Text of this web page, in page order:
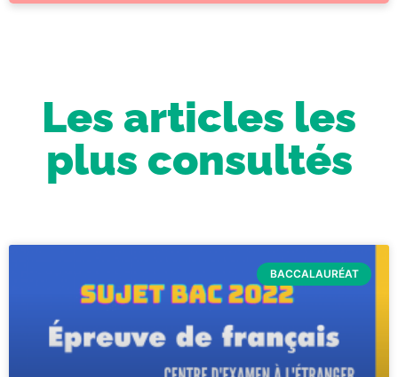
Les articles les
plus consultés
BACCALAURÉAT